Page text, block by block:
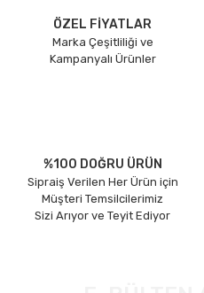
ÖZEL FİYATLAR
Marka Çeşitliliği ve
Kampanyalı Ürünler
%100 DOĞRU ÜRÜN
Sipraiş Verilen Her Ürün için
Müşteri Temsilcilerimiz
Sizi Arıyor ve Teyit Ediyor